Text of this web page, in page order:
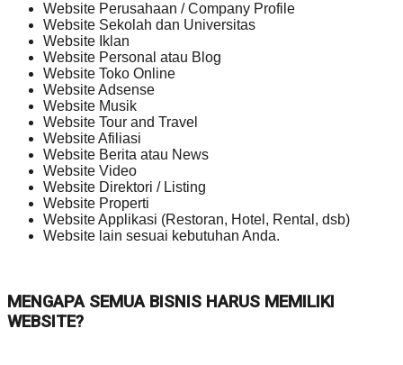
Website Perusahaan / Company Profile
Website Sekolah dan Universitas
Website Iklan
Website Personal atau Blog
Website Toko Online
Website Adsense
Website Musik
Website Tour and Travel
Website Afiliasi
Website Berita atau News
Website Video
Website Direktori / Listing
Website Properti
Website Applikasi (Restoran, Hotel, Rental, dsb)
Website lain sesuai kebutuhan Anda.
MENGAPA SEMUA BISNIS HARUS MEMILIKI
WEBSITE?